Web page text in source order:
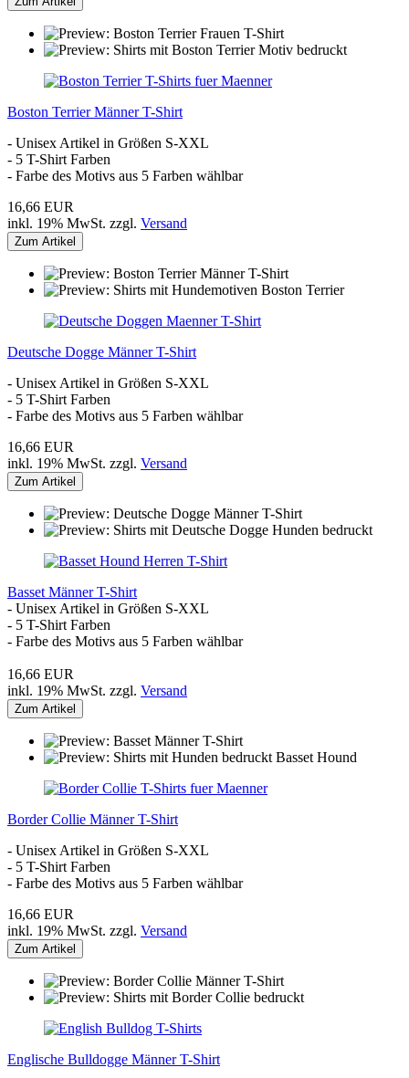
Boston Terrier Männer T-Shirt
- Unisex Artikel in Größen S-XXL
- 5 T-Shirt Farben
- Farbe des Motivs aus 5 Farben wählbar
16,66 EUR
inkl. 19% MwSt. zzgl. Versand
Zum Artikel
Deutsche Dogge Männer T-Shirt
- Unisex Artikel in Größen S-XXL
- 5 T-Shirt Farben
- Farbe des Motivs aus 5 Farben wählbar
16,66 EUR
inkl. 19% MwSt. zzgl. Versand
Zum Artikel
Basset Männer T-Shirt
- Unisex Artikel in Größen S-XXL
- 5 T-Shirt Farben
- Farbe des Motivs aus 5 Farben wählbar
16,66 EUR
inkl. 19% MwSt. zzgl. Versand
Zum Artikel
Border Collie Männer T-Shirt
- Unisex Artikel in Größen S-XXL
- 5 T-Shirt Farben
- Farbe des Motivs aus 5 Farben wählbar
16,66 EUR
inkl. 19% MwSt. zzgl. Versand
Zum Artikel
Englische Bulldogge Männer T-Shirt